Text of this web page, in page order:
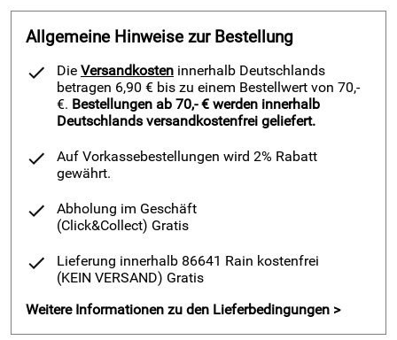
Allgemeine Hinweise zur Bestellung
Die Versandkosten innerhalb Deutschlands
betragen 6,90 € bis zu einem Bestellwert von 70,-
€. Bestellungen ab 70,- € werden innerhalb
Deutschlands versandkostenfrei geliefert.
Auf Vorkassebestellungen wird 2% Rabatt
gewährt.
Abholung im Geschäft
(Click&Collect) Gratis
Lieferung innerhalb 86641 Rain kostenfrei
(KEIN VERSAND) Gratis
Weitere Informationen zu den Lieferbedingungen >